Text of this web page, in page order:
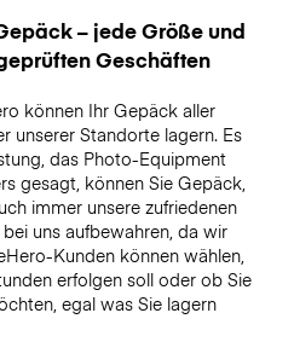
– jede Größe und
Geschäften
können Ihr Gepäck aller
unserer Standorte lagern. Es
das Photo-Equipment
gesagt, können Sie Gepäck,
immer unsere zufriedenen
uns aufbewahren, da wir
Kunden können wählen,
erfolgen soll oder ob Sie
egal was Sie lagern